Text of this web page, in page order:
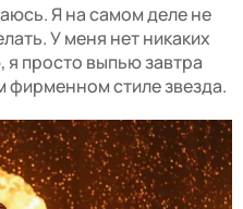
Я на самом деле не
У меня нет никаких
просто выпью завтра
фирменном стиле звезда.